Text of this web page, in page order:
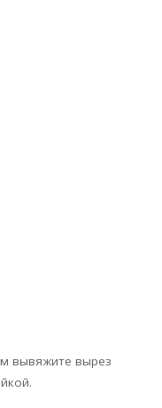
вывяжите вырез